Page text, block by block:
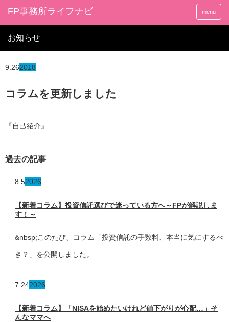
FP事務所ライフナビ menu
お知らせ
9.262018
コラムを更新しました
『自己紹介』
過去の記事
8.52026
【新着コラム】投資信託選びで迷っている方へ～FPが解説しま
す！～
&nbsp;このたび、コラム「投資信託の手数料、本当に気にするべ
き？」を公開しました。
7.242026
【新着コラム】「NISAを始めたいけれど値下がりが心配…」そ
んなママへ